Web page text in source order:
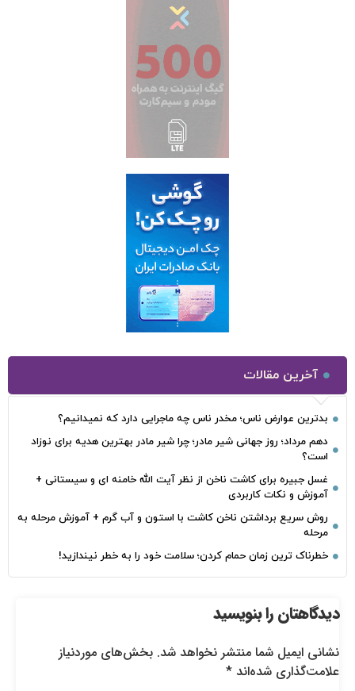
آخرین مقالات
بدترین عوارض ناس؛ مخدر ناس چه ماجرایی دارد که نمیدانیم؟
دهم مرداد؛ روز جهانی شیر مادر؛ چرا شیر مادر بهترین هدیه برای نوزاد
است؟
غسل جبیره برای کاشت ناخن از نظر آیت الله خامنه ای و سیستانی +
آموزش و نکات کاربردی
روش سریع برداشتن ناخن کاشت با استون و آب گرم + آموزش مرحله به
مرحله
خطرناک‌ ترین زمان‌ حمام کردن؛ سلامت خود را به خطر نیندازید!
دیدگاهتان را بنویسید
نشانی ایمیل شما منتشر نخواهد شد. بخش‌های موردنیاز
علامت‌گذاری شده‌اند *